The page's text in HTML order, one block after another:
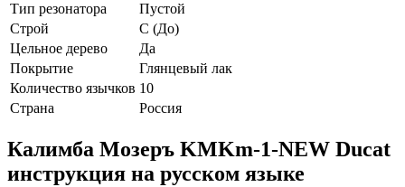
Тип резонатора
Пустой
Строй
C (До)
Цельное дерево
Да
Покрытие
Глянцевый лак
Количество язычков 10
Страна
Россия
Калимба Мозеръ KMKm-1-NEW Ducat
инструкция на русском языке